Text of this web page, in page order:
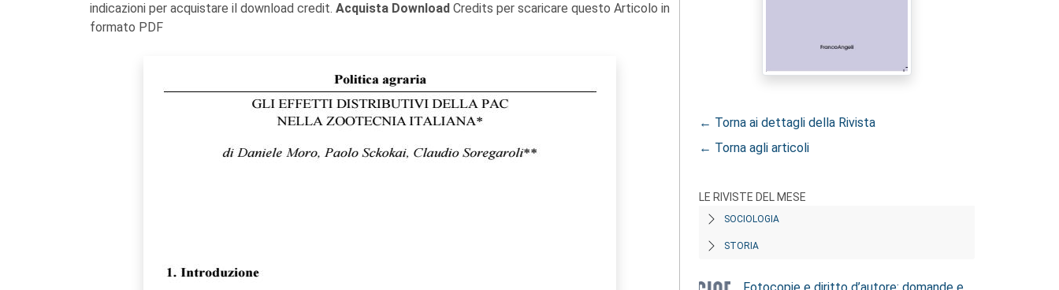
indicazioni per acquistare il download credit. Acquista Download Credits per scaricare questo Articolo in
formato PDF
← Torna ai dettagli della Rivista
← Torna agli articoli
LE RIVISTE DEL MESE
SOCIOLOGIA
STORIA